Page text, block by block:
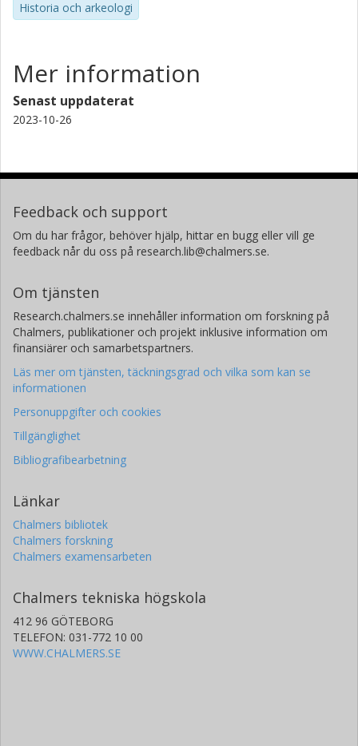
Historia och arkeologi
Mer information
Senast uppdaterat
2023-10-26
Feedback och support
Om du har frågor, behöver hjälp, hittar en bugg eller vill ge
feedback når du oss på research.lib@chalmers.se.
Om tjänsten
Research.chalmers.se innehåller information om forskning på
Chalmers, publikationer och projekt inklusive information om
finansiärer och samarbetspartners.
Läs mer om tjänsten, täckningsgrad och vilka som kan se
informationen
Personuppgifter och cookies
Tillgänglighet
Bibliografibearbetning
Länkar
Chalmers bibliotek
Chalmers forskning
Chalmers examensarbeten
Chalmers tekniska högskola
412 96 GÖTEBORG
TELEFON: 031-772 10 00
WWW.CHALMERS.SE